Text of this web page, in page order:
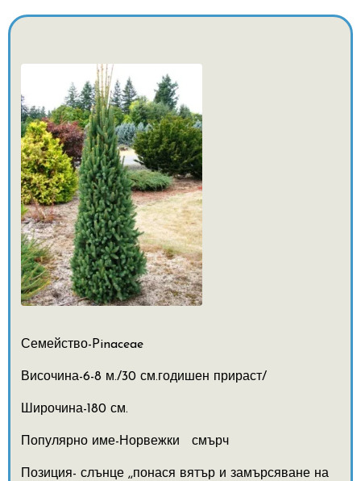
Семейство-Pinaceae
Височина-6-8 м./30 см.годишен прираст/
Широчина-180 см.
Популярно име-Норвежки смърч
Позиция- слънце ,,понася вятър и замърсяване на